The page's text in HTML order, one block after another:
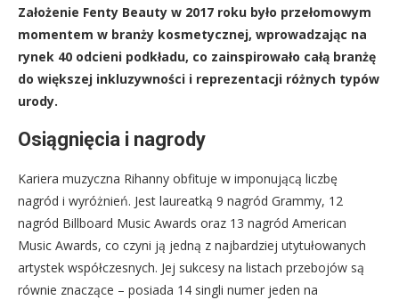
Założenie Fenty Beauty w 2017 roku było przełomowym
momentem w branży kosmetycznej, wprowadzając na
rynek 40 odcieni podkładu, co zainspirowało całą branżę
do większej inkluzywności i reprezentacji różnych typów
urody.
Osiągnięcia i nagrody
Kariera muzyczna Rihanny obfituje w imponującą liczbę
nagród i wyróżnień. Jest laureatką 9 nagród Grammy, 12
nagród Billboard Music Awards oraz 13 nagród American
Music Awards, co czyni ją jedną z najbardziej utytułowanych
artystek współczesnych. Jej sukcesy na listach przebojów są
równie znaczące – posiada 14 singli numer jeden na